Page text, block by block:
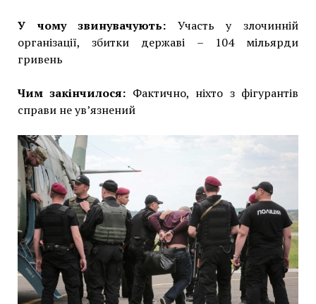
У чому звинувачують: Участь у злочинній
організації, збитки державі – 104 мільярди
гривень
Чим закінчилося: Фактично, ніхто з фігурантів
справи не ув’язнений